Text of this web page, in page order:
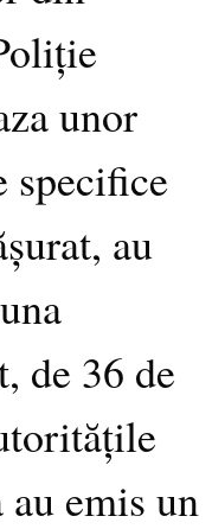
unor
specifice
au
de 36 de
emis un